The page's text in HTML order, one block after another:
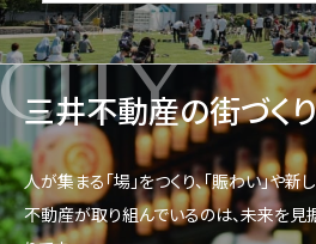
三井不動産の街づく
人が集まる「場」をつくり、「賑わい」や新
不動産が取り組んでいるのは、未来を見